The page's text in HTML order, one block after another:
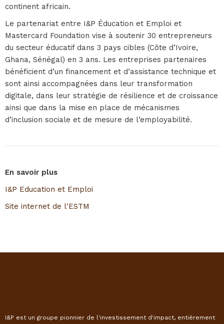
continent africain.
Le partenariat entre I&P Éducation et Emploi et
Mastercard Foundation vise à soutenir 30 entrepreneurs
du secteur éducatif dans 3 pays cibles (Côte d’Ivoire,
Ghana, Sénégal) en 3 ans. Les entreprises partenaires
bénéficient d’un financement et d’assistance technique et
sont ainsi accompagnées dans leur transformation
digitale, dans leur stratégie de résilience et de croissance
ainsi que dans la mise en place de mécanismes
d’inclusion sociale et de mesure de l’employabilité.
En savoir plus
I&P Education et Emploi
Site internet de l'ESTM
I&P est un groupe pionnier de l'investissement d'impact, entièrement